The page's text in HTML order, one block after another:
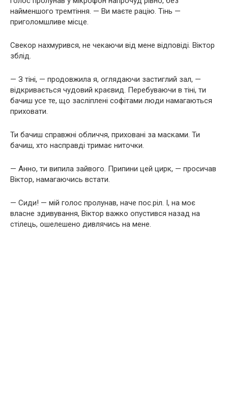
найменшого тремтіння. — Ви маєте рацію. Тінь —
приголомшливе місце.
Свекор нахмурився, не чекаючи від мене відповіді. Віктор
зблід.
— З тіні, — продовжила я, оглядаючи застиглий зал, —
відкривається чудовий краєвид. Перебуваючи в тіні, ти
бачиш усе те, що засліплені софітами люди намагаються
приховати.
Ти бачиш справжні обличчя, приховані за масками. Ти
бачиш, хто насправді тримає ниточки.
— Анно, ти випила зайвого. Припини цей цирк, — просичав
Віктор, намагаючись встати.
— Сиди! — мій голос пролунав, наче пос.ріл. І, на моє
власне здивування, Віктор важко опустився назад на
стілець, ошелешено дивлячись на мене.